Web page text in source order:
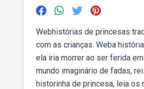
Webhistórias de princesas
com as crianças. Weba
ela iria morrer ao ser ferida
mundo imaginário de fadas,
historinha de princesa, leia